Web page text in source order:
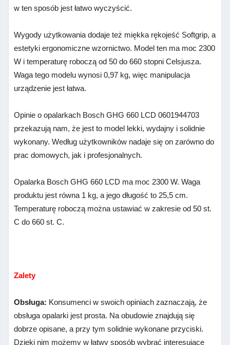
w ten sposób jest łatwo wyczyścić.
Wygody użytkowania dodaje też miękka rękojeść Softgrip, a
estetyki ergonomiczne wzornictwo. Model ten ma moc 2300
W i temperaturę roboczą od 50 do 660 stopni Celsjusza.
Waga tego modelu wynosi 0,97 kg, więc manipulacja
urządzenie jest łatwa.
Opinie o opalarkach Bosch GHG 660 LCD 0601944703
przekazują nam, że jest to model lekki, wydajny i solidnie
wykonany. Według użytkowników nadaje się on zarówno do
prac domowych, jak i profesjonalnych.
Opalarka Bosch GHG 660 LCD ma moc 2300 W. Waga
produktu jest równa 1 kg, a jego długość to 25,5 cm.
Temperaturę roboczą można ustawiać w zakresie od 50 st.
C do 660 st. C.
Zalety
Obsługa: Konsumenci w swoich opiniach zaznaczają, że
obsługa opalarki jest prosta. Na obudowie znajdują się
dobrze opisane, a przy tym solidnie wykonane przyciski.
Dzięki nim możemy w łatwy sposób wybrać interesujące